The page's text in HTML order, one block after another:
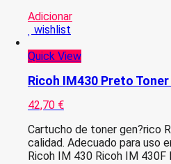
Adicionar
wishlist
Quick View
Ricoh IM430 Preto
42,70 €
Cartucho de toner gen?rico
calidad. Adecuado para uso
Ricoh IM 430 Ricoh IM 430F